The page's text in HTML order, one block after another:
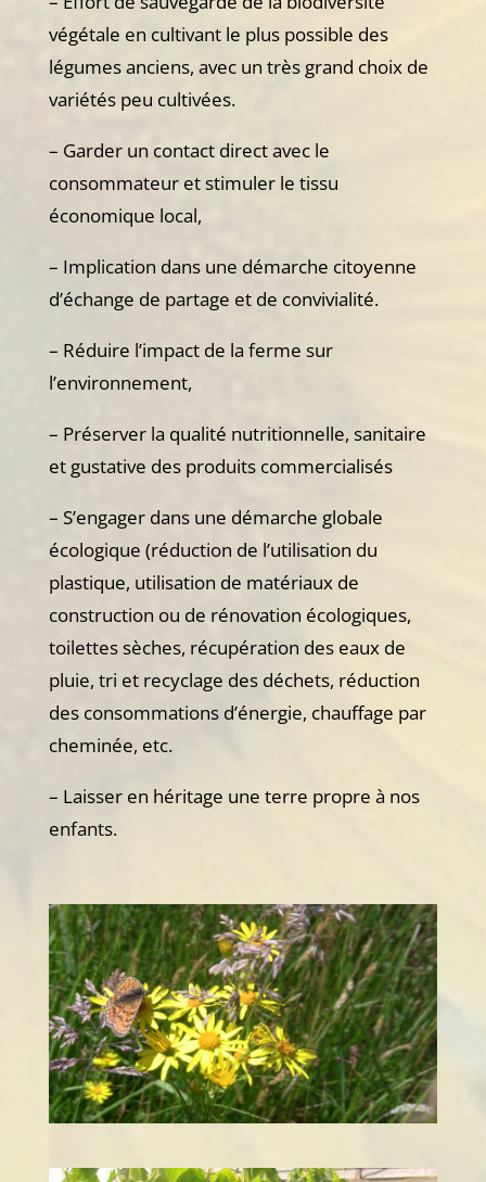
végétale en cultivant le plus possible des
légumes anciens, avec un très grand choix de
variétés peu cultivées.
– Garder un contact direct avec le
consommateur et stimuler le tissu
économique local,
– Implication dans une démarche citoyenne
d’échange de partage et de convivialité.
– Réduire l’impact de la ferme sur
l’environnement,
– Préserver la qualité nutritionnelle, sanitaire
et gustative des produits commercialisés
– S’engager dans une démarche globale
écologique (réduction de l’utilisation du
plastique, utilisation de matériaux de
construction ou de rénovation écologiques,
toilettes sèches, récupération des eaux de
pluie, tri et recyclage des déchets, réduction
des consommations d’énergie, chauffage par
cheminée, etc.
– Laisser en héritage une terre propre à nos
enfants.